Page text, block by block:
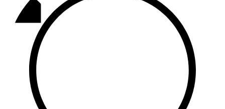
Базарлы матак
107,1 FM
Балык бистәсе
104,9 FM
Баулы